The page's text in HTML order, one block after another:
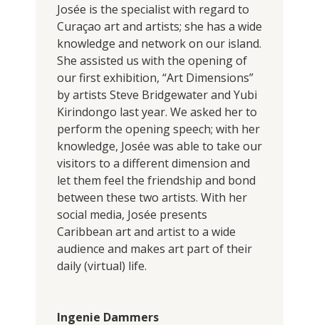
Josée is the specialist with regard to
Curaçao art and artists; she has a wide
knowledge and network on our island.
She assisted us with the opening of
our first exhibition, “Art Dimensions”
by artists Steve Bridgewater and Yubi
Kirindongo last year. We asked her to
perform the opening speech; with her
knowledge, Josée was able to take our
visitors to a different dimension and
let them feel the friendship and bond
between these two artists. With her
social media, Josée presents
Caribbean art and artist to a wide
audience and makes art part of their
daily (virtual) life.
Ingenie Dammers